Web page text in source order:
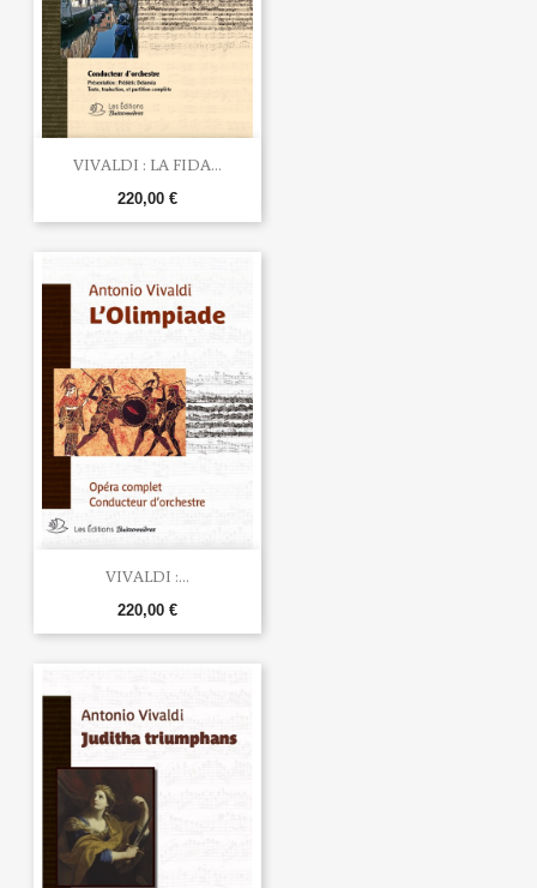
VIVALDI : LA FIDA...
220,00 €
VIVALDI :...
220,00 €